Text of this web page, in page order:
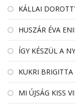
KÁLLAI
HUSZÁR ÉVA
ÍGY KÉSZÜL A
KUKRI BRIGITTA
MI ÚJSÁG KISS